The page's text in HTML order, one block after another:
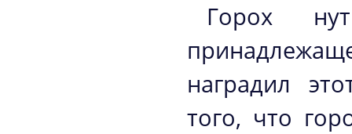
Горох
наградил
того, что